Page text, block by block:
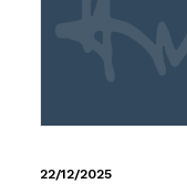
22/12/2025